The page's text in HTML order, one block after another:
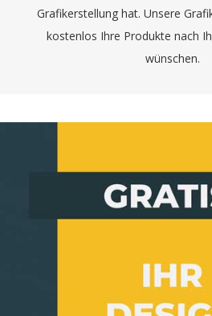
Grafikerstellung hat. Unsere
kostenlos Ihre Produkte nach
wünschen.